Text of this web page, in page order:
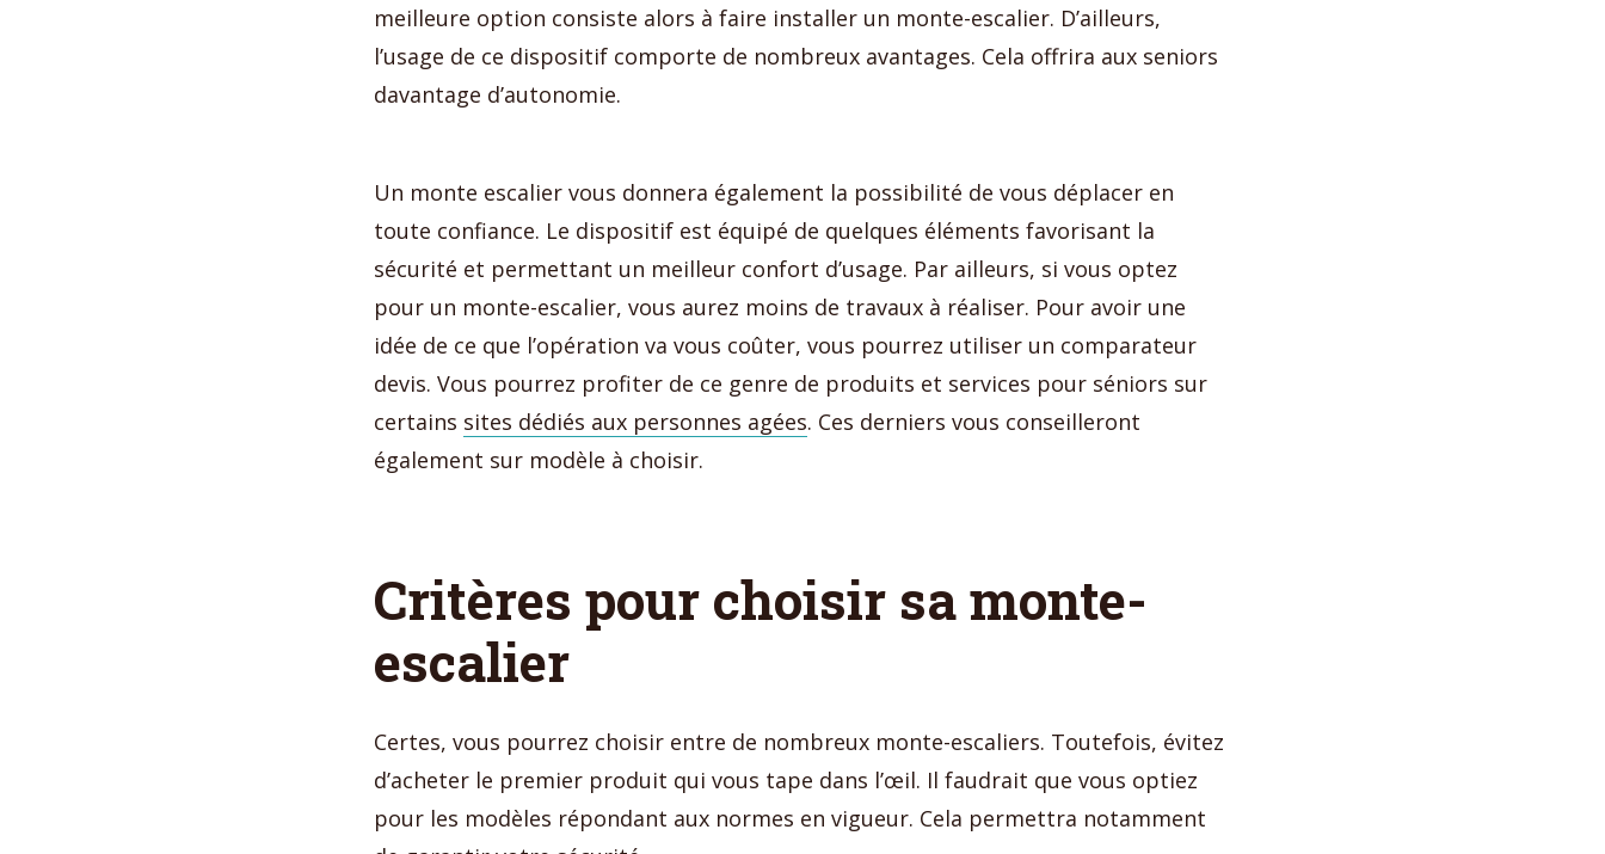
meilleure option consiste alors à faire installer un monte-escalier. D’ailleurs,
l’usage de ce dispositif comporte de nombreux avantages. Cela offrira aux seniors
davantage d’autonomie.
Un monte escalier vous donnera également la possibilité de vous déplacer en
toute confiance. Le dispositif est équipé de quelques éléments favorisant la
sécurité et permettant un meilleur confort d’usage. Par ailleurs, si vous optez
pour un monte-escalier, vous aurez moins de travaux à réaliser. Pour avoir une
idée de ce que l’opération va vous coûter, vous pourrez utiliser un comparateur
devis. Vous pourrez profiter de ce genre de produits et services pour séniors sur
certains sites dédiés aux personnes agées. Ces derniers vous conseilleront
également sur modèle à choisir.
Critères pour choisir sa monte-
escalier
Certes, vous pourrez choisir entre de nombreux monte-escaliers. Toutefois, évitez
d’acheter le premier produit qui vous tape dans l’œil. Il faudrait que vous optiez
pour les modèles répondant aux normes en vigueur. Cela permettra notamment